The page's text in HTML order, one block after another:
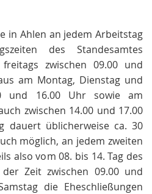
in Ahlen an jedem Arbeitstag
des Standesamtes
zwischen 09.00 und
am Montag, Dienstag und
und 16.00 Uhr sowie am
zwischen 14.00 und 17.00
dauert üblicherweise ca. 30
möglich, an jedem zweiten
also vom 08. bis 14. Tag des
Zeit zwischen 09.00 und
die Eheschließungen